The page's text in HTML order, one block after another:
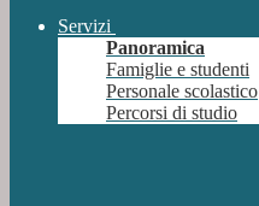
Servizi
Panoramica
Famiglie e studenti
Personale scolastico
Percorsi di studio